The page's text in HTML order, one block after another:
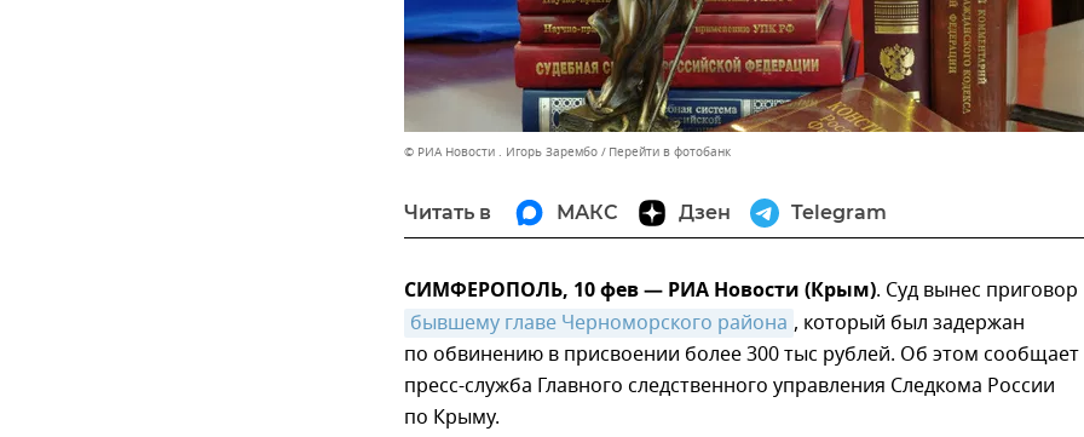
© РИА Новости . Игорь Зарембо Перейти в фотобанк
Читать в МАКС Дзен Telegram
СИМФЕРОПОЛЬ, 10 фев — РИА Новости (Крым). Суд вынес приговор
бывшему главе Черноморского района , который был задержан
по обвинению в присвоении более 300 тыс рублей. Об этом сообщает
пресс-служба Главного следственного управления Следкома России
по Крыму.